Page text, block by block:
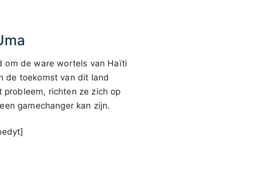
om de ware wortels van Haïti
de toekomst van dit land
probleem, richten ze zich op
gamechanger kan zijn.